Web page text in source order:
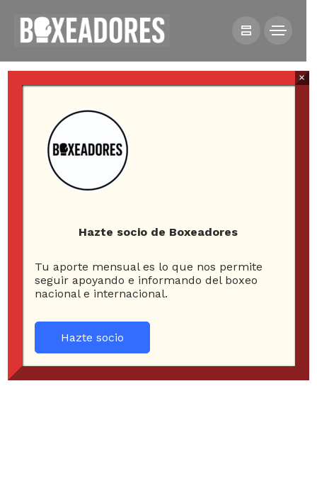
ESQUINA NEUTRAL
APRUEBA EL DESARROLLO DE UN NUEVO JUEGO DE LA
Hazte socio de Boxeadores
Tu aporte mensual es lo que nos permite
seguir apoyando e informando del boxeo
nacional e internacional.
Hazte socio
×